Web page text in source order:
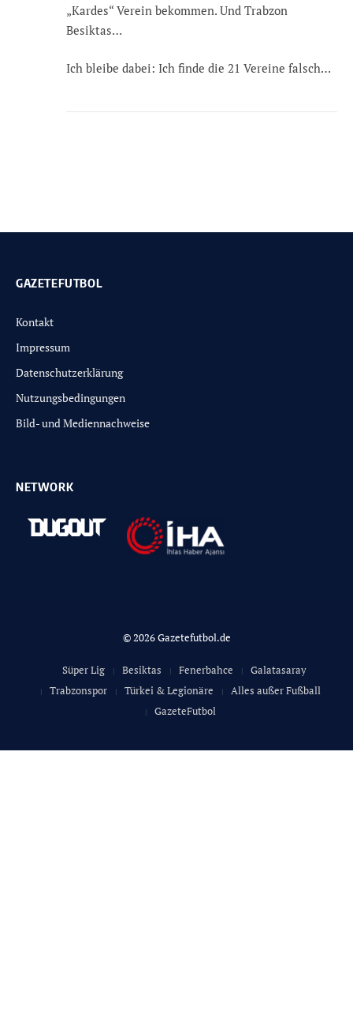
„Kardes“ Verein bekommen. Und Trabzon
Besiktas…
Ich bleibe dabei: Ich finde die 21 Vereine falsch…
GAZETEFUTBOL
Kontakt
Impressum
Datenschutzerklärung
Nutzungsbedingungen
Bild- und Mediennachweise
NETWORK
© 2026 Gazetefutbol.de
Süper Lig Besiktas Fenerbahce
Galatasaray
Trabzonspor
Türkei & Legionäre
Alles außer Fußball
GazeteFutbol